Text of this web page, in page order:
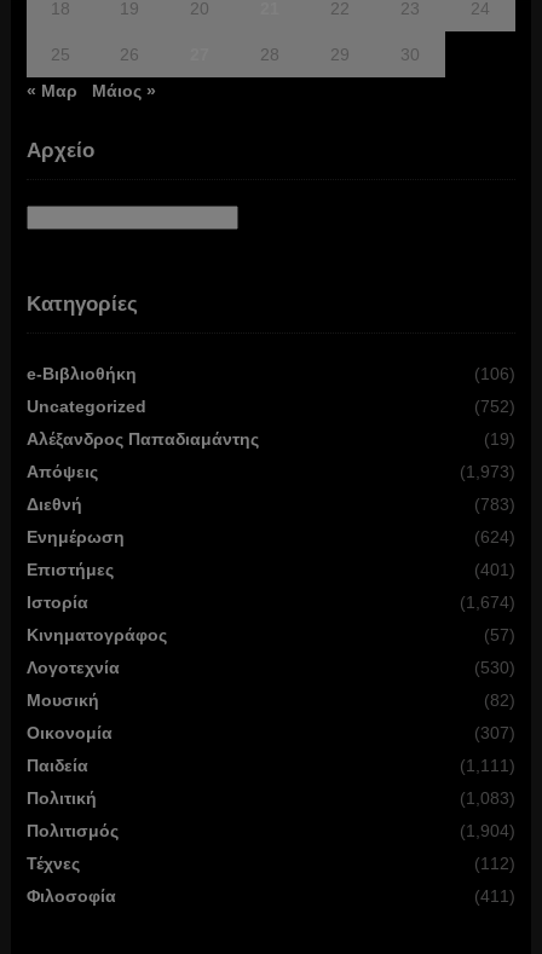
18 19 20 22 23 24
25 26 28 29
30
« Μαρ
Μάιος »
Αρχείο
Κατηγορίες
e-Βιβλιοθήκη
(106)
Uncategorized
(752)
Αλέξανδρος Παπαδιαμάντης
(19)
Απόψεις
(1,973)
Διεθνή
(783)
Ενημέρωση
(624)
Επιστήμες
(401)
Ιστορία
(1,674)
Κινηματογράφος
(57)
Λογοτεχνία
(530)
Μουσική
(82)
Οικονομία
(307)
Παιδεία
(1,111)
Πολιτική
(1,083)
Πολιτισμός
(1,904)
Τέχνες
(112)
Φιλοσοφία
(411)